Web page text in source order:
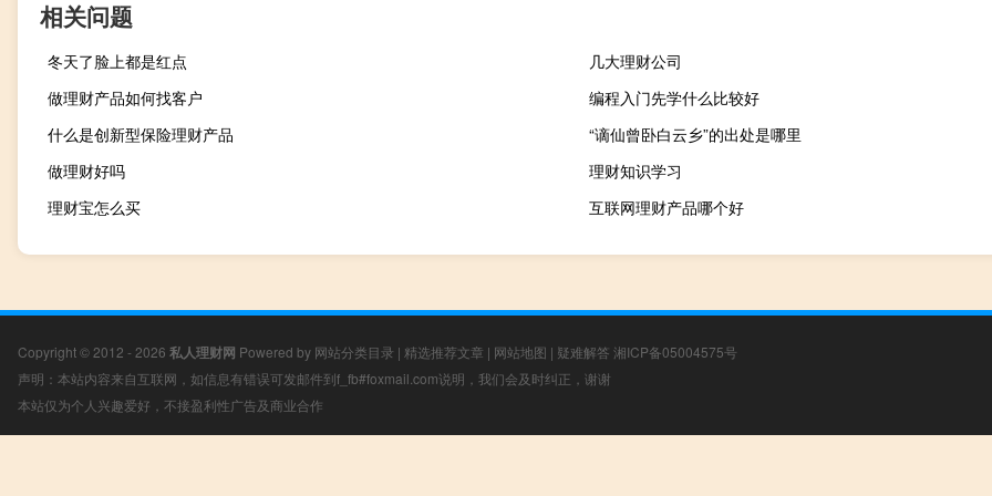
相关问题
冬天了脸上都是红点
几大理财公司
做理财产品如何找客户
编程入门先学什么比较好
什么是创新型保险理财产品
“谪仙曾卧白云乡”的出处是哪里
做理财好吗
理财知识学习
理财宝怎么买
互联网理财产品哪个好
Copyright © 2012 - 2026 私人理财网 Powered by 网站分类目录 | 精选推荐文章 | 网站地图 | 疑难解答 湘ICP备05004575号
声明：本站内容来自互联网，如信息有错误可发邮件到f_fb#foxmail.com说明，我们会及时纠正，谢谢
本站仅为个人兴趣爱好，不接盈利性广告及商业合作